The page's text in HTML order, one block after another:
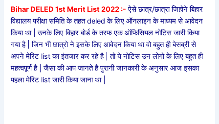
Bihar DELED 1st Merit List 2022 :- ऐसे छात्र/छात्रा जिहोने बिहार
विद्यालय परीक्षा समिति के तहत deled के लिए ऑनलाइन के माध्यम से आवेदन
किया था | उनके लिए बिहार बोर्ड के तरफ एक ऑफिसियल नोटिस जारी किया
गया है | जिन भी छात्रो ने इसके लिए आवेदन किया था वो बहुत ही बेसब्री से
अपने मेरिट list का इंतजार कर रहे है | तो ये नोटिस उन लोगो के लिए बहुत ही
महत्वपूर्ण है | जैसा की आप जानते है पुरानी जानकारी के अनुसार आज इसका
पहला मेरिट list जारी किया जाना था |